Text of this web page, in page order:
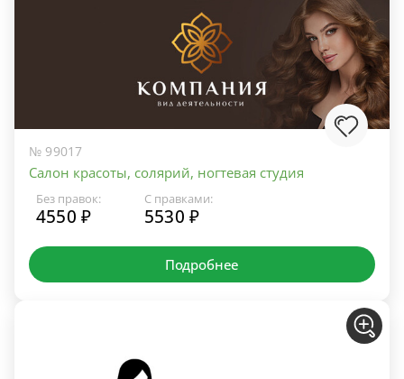
№ 99017
Салон красоты, солярий, ногтевая студия
Без правок:
4550 ₽
С правками:
5530 ₽
Подробнее